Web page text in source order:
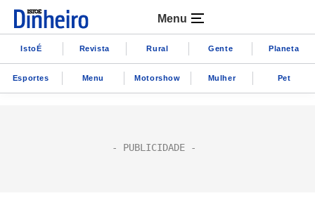
Menu
IstoÉ Revista Rural Gente Planeta
Esportes Menu Motorshow Mulher Pet